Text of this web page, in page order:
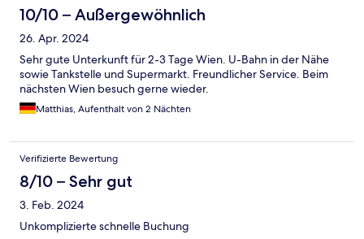
10/10 – Außergewöhnlich
26. Apr. 2024
Sehr gute Unterkunft für 2-3 Tage Wien. U-Bahn in der Nähe
sowie Tankstelle und Supermarkt. Freundlicher Service. Beim
nächsten Wien besuch gerne wieder.
Matthias, Aufenthalt von 2 Nächten
Verifizierte Bewertung
8/10 – Sehr gut
3. Feb. 2024
Unkomplizierte schnelle Buchung